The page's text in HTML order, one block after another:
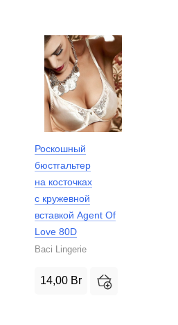
Роскошный
бюстгальтер
на косточках
с кружевной
вставкой Agent Of
Love 80D
Baci Lingerie
14,00 Br